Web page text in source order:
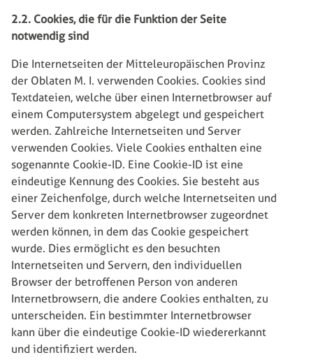
2.2. Cookies, die für die Funktion der Seite
notwendig sind
Die Internetseiten der Mitteleuropäischen Provinz
der Oblaten M. I. verwenden Cookies. Cookies sind
Textdateien, welche über einen Internetbrowser auf
einem Computersystem abgelegt und gespeichert
werden. Zahlreiche Internetseiten und Server
verwenden Cookies. Viele Cookies enthalten eine
sogenannte Cookie-ID. Eine Cookie-ID ist eine
eindeutige Kennung des Cookies. Sie besteht aus
einer Zeichenfolge, durch welche Internetseiten und
Server dem konkreten Internetbrowser zugeordnet
werden können, in dem das Cookie gespeichert
wurde. Dies ermöglicht es den besuchten
Internetseiten und Servern, den individuellen
Browser der betroffenen Person von anderen
Internetbrowsern, die andere Cookies enthalten, zu
unterscheiden. Ein bestimmter Internetbrowser
kann über die eindeutige Cookie-ID wiedererkannt
und identifiziert werden.